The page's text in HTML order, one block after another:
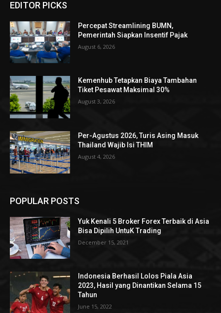
EDITOR PICKS
Percepat Streamlining BUMN,
Pemerintah Siapkan Insentif Pajak
August 6, 2026
Kemenhub Tetapkan Biaya Tambahan
Tiket Pesawat Maksimal 30%
August 3, 2026
Per-Agustus 2026, Turis Asing Masuk
Thailand Wajib Isi THIM
August 4, 2026
POPULAR POSTS
Yuk Kenali 5 Broker Forex Terbaik di Asia
Bisa Dipilih UntuK Trading
December 15, 2021
Indonesia Berhasil Lolos Piala Asia
2023, Hasil yang Dinantikan Selama 15
Tahun
June 15, 2022